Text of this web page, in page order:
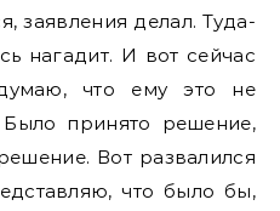
заявления делал. Туда-
нагадит. И вот сейчас
что ему это не
Было принято решение,
Вот развалился
что было бы,